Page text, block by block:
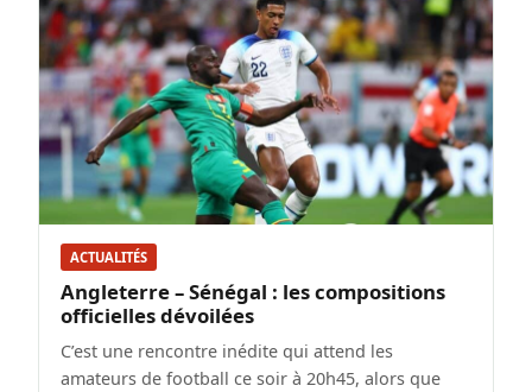
ACTUALITÉS
Angleterre – Sénégal : les compositions
officielles dévoilées
C’est une rencontre inédite qui attend les
amateurs de football ce soir à 20h45, alors que